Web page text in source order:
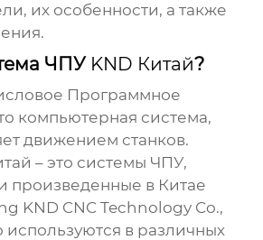
их особенности, а также
ЧПУ KND Китай?
Программное
компьютерная система,
движением станков.
– это системы ЧПУ,
произведенные в Китае
KND CNC Technology Co.,
в различных